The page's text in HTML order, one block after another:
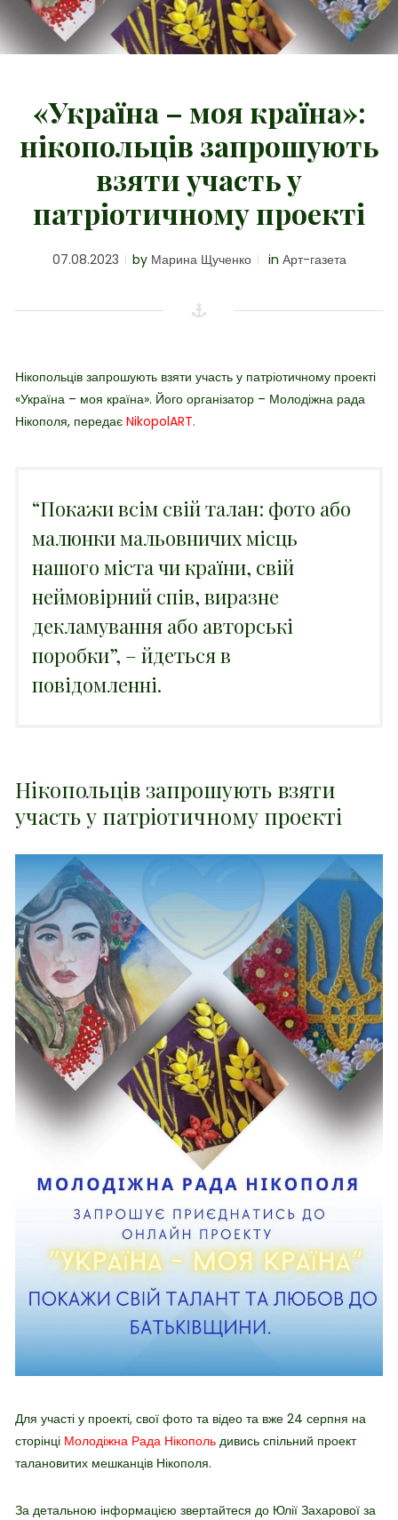
«Україна – моя країна»:
нікопольців запрошують
взяти участь у
патріотичному проекті
07.08.2023 by Марина Щученко in Арт-газета
Нікопольців запрошують взяти участь у патріотичному проекті
«Україна – моя країна». Його організатор – Молодіжна рада
Нікополя, передає NikopolART.
“Покажи всім свій талан: фото або
малюнки мальовничих місць
нашого міста чи країни, свій
неймовірний спів, виразне
декламування або авторські
поробки”, – йдеться в
повідомленні.
Нікопольців запрошують взяти
участь у патріотичному проекті
Для участі у проекті, свої фото та відео та вже 24 серпня на
сторінці Молодіжна Рада Нікопольдивись спільний проект
талановитих мешканців Нікополя.
За детальною інформацією звертайтеся до Юлії Захарової за